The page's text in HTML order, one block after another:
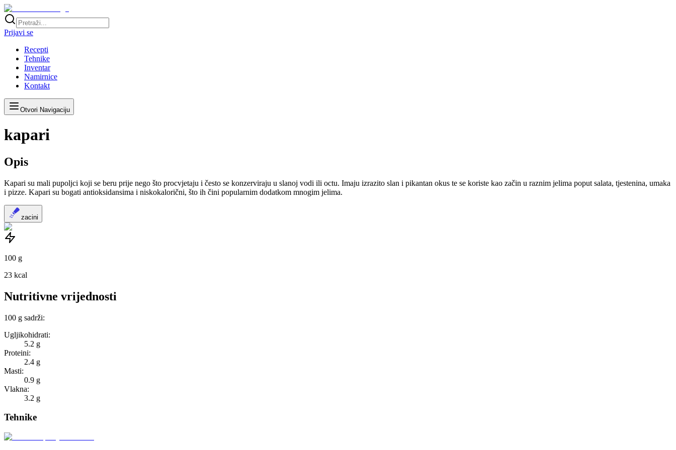
Prijavi se
Recepti
Tehnike
Inventar
Namirnice
Kontakt
Otvori Navigaciju
kapari
Opis
Kapari su mali pupoljci koji se beru prije nego što procvjetaju i često se konzerviraju u slanoj vodi ili octu. Imaju izrazito slan i pikantan okus te se koriste kao začin u raznim jelima poput salata, tjestenina, umaka
i pizze. Kapari su bogati antioksidansima i niskokalorični, što ih čini popularnim dodatkom mnogim jelima.
zacini
100 g
23 kcal
Nutritivne vrijednosti
100 g sadrži:
Ugljikohidrati:
5.2 g
Proteini:
2.4 g
Masti:
0.9 g
Vlakna:
3.2 g
Tehnike